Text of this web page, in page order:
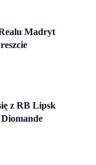
Madryt
z RB Lipsk